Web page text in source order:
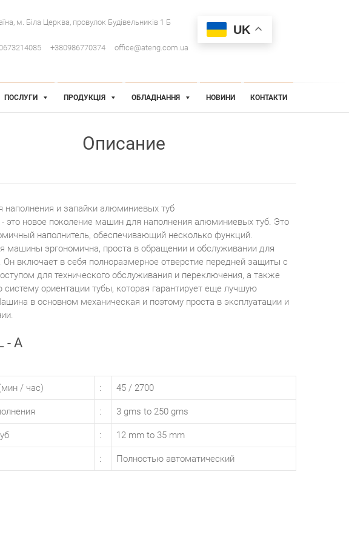
UK
м. Біла Церква, провулок Будівельників 1 Б
+380986770374 office@ateng.com.ua
ПОСЛУГИ ПРОДУКЦІЯ ОБЛАДНАННЯ НОВИНИ КОНТАКТИ
Описание
и запайки алюминиевых туб
- это новое поколение машин для наполнения алюминиевых туб. Это
наполнитель, обеспечивающий несколько функций.
машины эргономична, проста в обращении и обслуживании для
Он включает в себя полноразмерное отверстие передней защиты с
для технического обслуживания и переключения, а также
ориентации тубы, которая гарантирует еще лучшую
в основном механическая и поэтому проста в эксплуатации и
- A
/ час) : 45 / 2700
: 3 gms to 250 gms
: 12 mm to 35 mm
: Полностью автоматический